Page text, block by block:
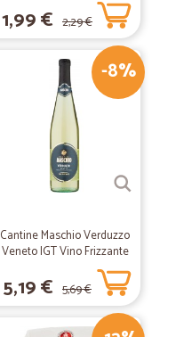
1,99 € 2,29 €
-8%
Cantine Maschio Verduzzo
Veneto IGT Vino Frizzante
5,19 € 5,69 €